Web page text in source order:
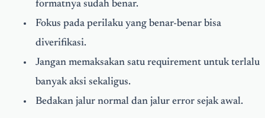
formatnya sudah benar.
Fokus pada perilaku yang benar-benar bisa
diverifikasi.
Jangan memaksakan satu requirement untuk terlalu
banyak aksi sekaligus.
Bedakan jalur normal dan jalur error sejak awal.